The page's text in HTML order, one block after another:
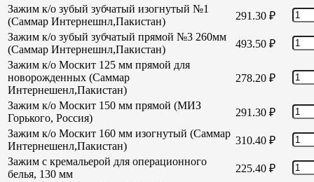
Зажим к/о зубый зубчатый изогнутый №1
(Саммар Интернешнл,Пакистан)
291.30 ₽
Зажим к/о зубый зубчатый прямой №3 260мм
(Саммар Интернешнл,Пакистан)
493.50 ₽
Зажим к/о Москит 125 мм прямой для
новорожденных (Саммар
Интернешенл,Пакистан)
278.20 ₽
Зажим к/о Москит 150 мм прямой (МИЗ
Горького, Россия)
291.30 ₽
Зажим к/о Москит 160 мм изогнутый (Саммар
Интернешенл,Пакистан)
310.40 ₽
Зажим с кремальерой для операционного
белья, 130 мм
225.40 ₽